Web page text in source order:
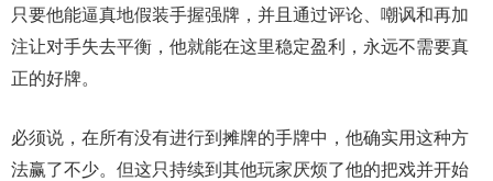
只要他能逼真地假装手握强牌，并且通过评论、嘲讽和再加
注让对手失去平衡，他就能在这里稳定盈利，永远不需要真
正的好牌。
必须说，在所有没有进行到摊牌的手牌中，他确实用这种方
法赢了不少。但这只持续到其他玩家厌烦了他的把戏并开始